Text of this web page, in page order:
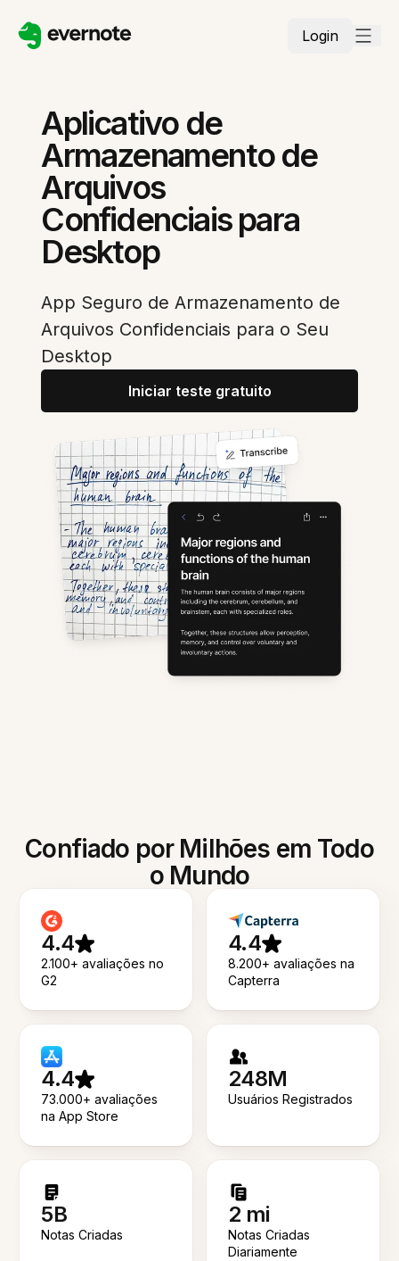
Login
Aplicativo de
Armazenamento de
Arquivos
Confidenciais para
Desktop
App Seguro de Armazenamento de
Arquivos Confidenciais para o Seu
Desktop
Iniciar teste gratuito
Confiado por Milhões em Todo
o Mundo
4.4
2.100+ avaliações no
G2
4.4
8.200+ avaliações na
Capterra
4.4
73.000+ avaliações
na App Store
248M
Usuários Registrados
5B
Notas Criadas
2 mi
Notas Criadas
Diariamente